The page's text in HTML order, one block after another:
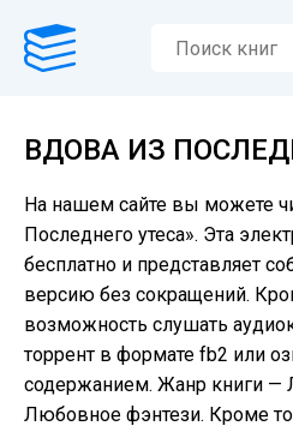
ВДОВА ИЗ
На нашем сайте вы можете
Последнего утеса». Эта
бесплатно и представляет
версию без сокращений.
возможность слушать
торрент в формате fb2 или
содержанием. Жанр книги —
Любовное фэнтези. Кроме